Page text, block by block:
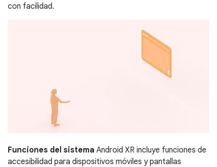
con facilidad.
Funciones del sistema Android XR incluye funciones de
accesibilidad para dispositivos móviles y pantallas